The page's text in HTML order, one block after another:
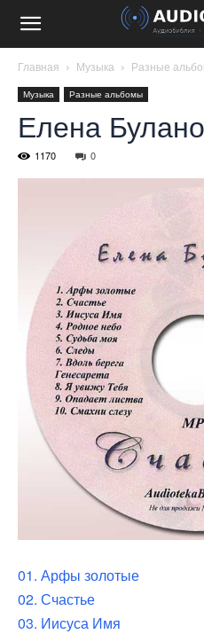
Главная Музыка Разные
Музыка Разные альбомы
Елена
1170 0
01. Арфы золотые
02. Счастье
03. Иисуса Имя